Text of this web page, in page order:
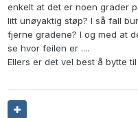
enkelt at det er noen grader
litt unøyaktig støp? I så fall
fjerne gradene? I og med at
se hvor feilen er ....
Ellers er det vel best å bytte